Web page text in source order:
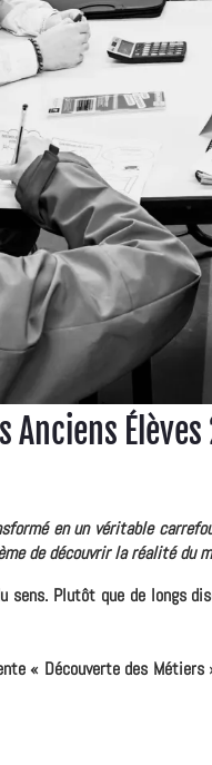
Anciens
en un véritable
de découvrir la réalité du
sens. Plutôt que de longs
« Découverte des